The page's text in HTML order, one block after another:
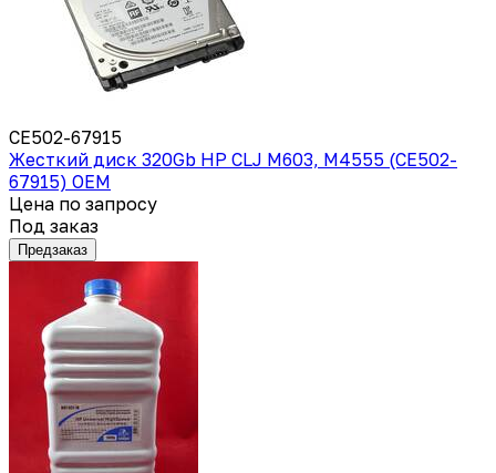
CE502-67915
Жесткий диск 320Gb HP CLJ M603, M4555 (CE502-
67915) OEM
Цена по запросу
Под заказ
Предзаказ